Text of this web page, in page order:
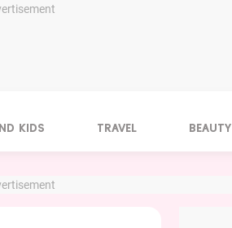
KIDS TRAVEL BEAUTY